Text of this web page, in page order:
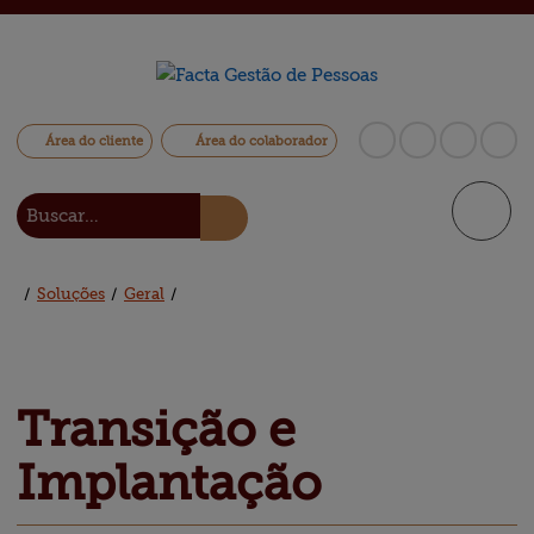
Área do colaborador
Área do cliente
/ Soluções / Geral /
Implantação